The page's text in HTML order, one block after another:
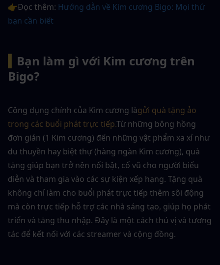
👉Đọc thêm: Hướng dẫn về Kim cương Bigo: Mọi thứ
bạn cần biết
Bạn làm gì với Kim cương trên
Bigo?
Công dụng chính của Kim cương làgửi quà tặng ảo
trong các buổi phát trực tiếp.Từ những bông hồng
đơn giản (1 Kim cương) đến những vật phẩm xa xỉ như
du thuyền hay biệt thự (hàng ngàn Kim cương), quà
tặng giúp bạn trở nên nổi bật, cổ vũ cho người biểu
diễn và tham gia vào các sự kiện xếp hạng. Tặng quà
không chỉ làm cho buổi phát trực tiếp thêm sôi động
mà còn trực tiếp hỗ trợ các nhà sáng tạo, giúp họ phát
triển và tăng thu nhập. Đây là một cách thú vị và tương
tác để kết nối với các streamer và cộng đồng.